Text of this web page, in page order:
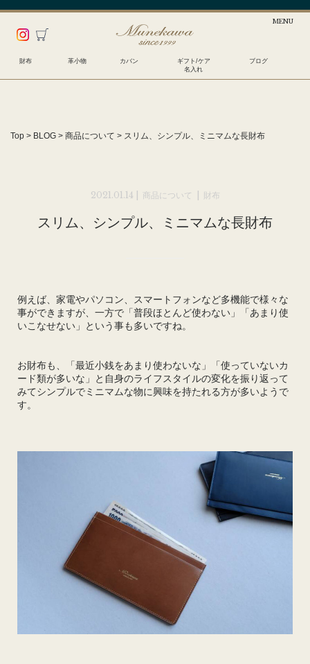
財布 革小物 カバン
ギフト/ケア
名入れ
ブログ
Top > BLOG > 商品について > スリム、シンプル、ミニマムな長財布
2021.01.14 | 商品について 財布
スリム、シンプル、ミニマムな長財布
例えば、家電やパソコン、スマートフォンなど多機能で様々な
事ができますが、一方で「普段ほとんど使わない」「あまり使
いこなせない」という事も多いですね。
お財布も、「最近小銭をあまり使わないな」「使っていないカ
ード類が多いな」と自身のライフスタイルの変化を振り返って
みてシンプルでミニマムな物に興味を持たれる方が多いようで
す。